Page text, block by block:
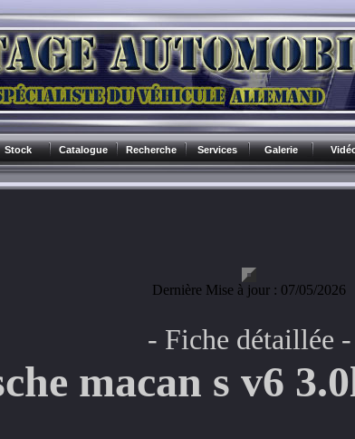
Stock Catalogue Recherche Services Galerie
Dernière Mise à jour : 07/05/2026
- Fiche détaillée -
macan s v6